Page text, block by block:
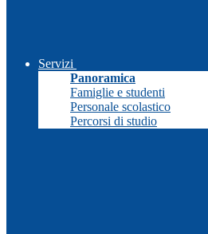
Servizi
Panoramica
Famiglie e studenti
Personale scolastico
Percorsi di studio